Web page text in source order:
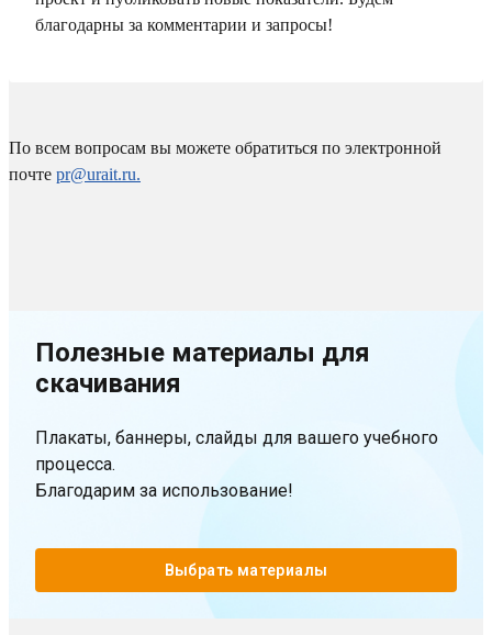
благодарны за комментарии и запросы!
По всем вопросам вы можете обратиться по электронной
почте pr@urait.ru.
Полезные материалы для
скачивания
Плакаты, баннеры, слайды для вашего учебного
процесса.
Благодарим за использование!
Выбрать материалы